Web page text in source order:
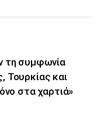
τη συμφωνία
Τουρκίας και
στα χαρτιά»